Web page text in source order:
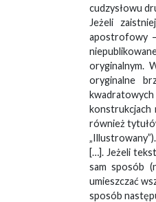
cudzysłowu
Jeżeli
apostrofowy
oryginalnym.
oryginalne
konstrukcjach
również
„Illustrowany”).
[…]. Jeżeli
sam sposób
umieszczać
sposób